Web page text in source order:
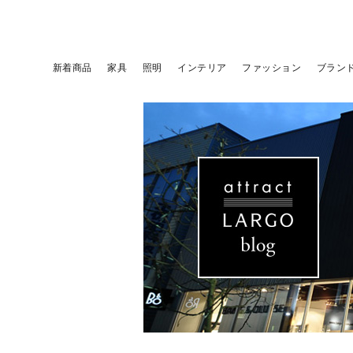
新着商品 家具 照明 インテリア ファッション ブラン